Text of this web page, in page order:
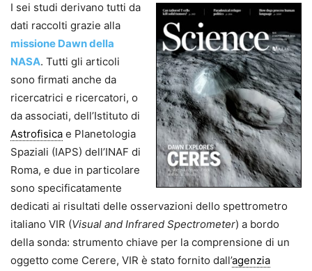
I sei studi derivano tutti da
dati raccolti grazie alla
missione Dawn della
NASA. Tutti gli articoli
sono firmati anche da
ricercatrici e ricercatori, o
da associati, dell’Istituto di
Astrofisica e Planetologia
Spaziali (IAPS) dell’INAF di
Roma, e due in particolare
sono specificatamente
dedicati ai risultati delle osservazioni dello spettrometro
italiano VIR (Visual and Infrared Spectrometer) a bordo
della sonda: strumento chiave per la comprensione di un
oggetto come Cerere, VIR è stato fornito dall’agenzia